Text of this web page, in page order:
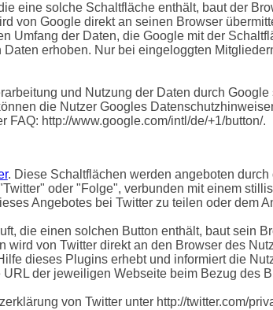
eine solche Schaltfläche enthält, baut der
von Google direkt an seinen Browser
Umfang der Daten, die Google mit der
erhoben. Nur bei eingeloggten
und Nutzung der Daten durch
die Nutzer Googles
FAQ: http://www.google.com/intl/de/+1/button/.
. Diese Schaltflächen werden angeboten
oder "Folge", verbunden mit einem
Angebotes bei Twitter zu teilen oder dem
die einen solchen Button enthält, baut sein
von Twitter direkt an den Browser des
dieses Plugins erhebt und informiert die
der jeweiligen Webseite beim Bezug des
von Twitter unter http://twitter.com/